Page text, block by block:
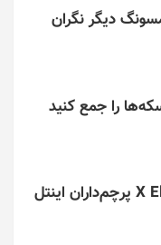
دیگر نگران
تراشه اسنپدراگون X Elite پرچم‌داران اینتل